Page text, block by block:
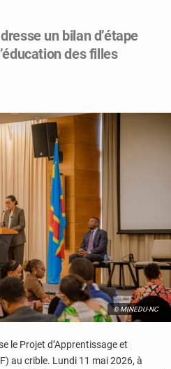
un bilan d’étape
des filles
© MINEDU-NC
le Projet d’Apprentissage et
au crible. Lundi 11 mai 2026, à